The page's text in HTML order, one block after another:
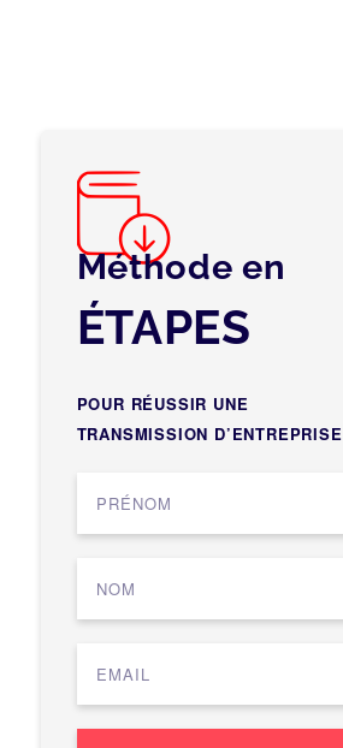
Méthode en
ÉTAPES
POUR RÉUSSIR UNE
TRANSMISSION D’ENTREPRISE